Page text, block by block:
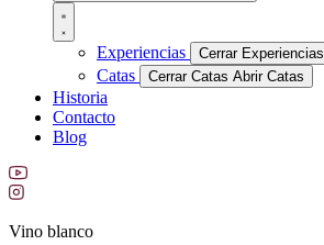
Experiencias Cerrar Experiencias
Catas Cerrar Catas Abrir Catas
Historia
Contacto
Blog
Vino blanco